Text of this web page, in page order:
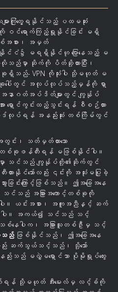
များကြုံတွေ့ရနိုင်သည့် ပထမဆုံး
င်ရောက်ကြည့်ရှုနိုင်ခြင်း မရှိ
အစား၊ အမှတ်
င်ငံ၌ မရရှိနိုင်ဟု ပြောနေသည့် မ
ည်မှာ ဆိုက်ကို ပိတ်ဆို့ထားပြီး၊
ရှိသည်- VPN ကိုသုံးပါ သို့မဟုတ် မ
စ်ခုပေါ်တွင် အလုပ်လုပ်သည့်မှန်ကို ရှာ
နာဂတ်အပ်ဒိတ်များတွင် ကျွန်ုပ်
ရှောင်ကွင်းထည့်သွင်းရန် စီစဉ်ထား
လုဒ်လုပ်ရန် အနည်းဆုံး တစ်ကြိမ်တွင်
င်း၊ သတ်မှတ်ထားသော
တစ်ခုဖန်တီးရန် မဖြစ်နိုင်ပါ။
ခုမှာ သင်သည် ကျွန်ုပ်တို့၏ဆိုက်တွင်
းနိုင်သော်လည်း ၎င်းကို အသုံးမပြုခဲ့
ခြင်းကြောင့်ဖြစ်သည်။ ဤအခြေအနေ
သင်သည် အခြားအကောင့်တစ်ခုကို
ါ။ ယင်းအစား၊ အကူအညီနှင့် ဆက်
ားပါ။ အကယ်၍ သင်သည် သင့်
စ်နေပါက၊ အခြားသူတစ်ဦးမှ သင့်
သည်ဖြစ်နိုင်သည်၊ ဤအခြေအနေ
ဆက်သွယ်သင့်သည်၊ သို့သော်
သည် မလွှဲမရှောင်သာ ပိုမိုရှုပ်ထွေး
န် သို့မဟုတ် အီးမေးလ်မှ လင့်ခ်ကို